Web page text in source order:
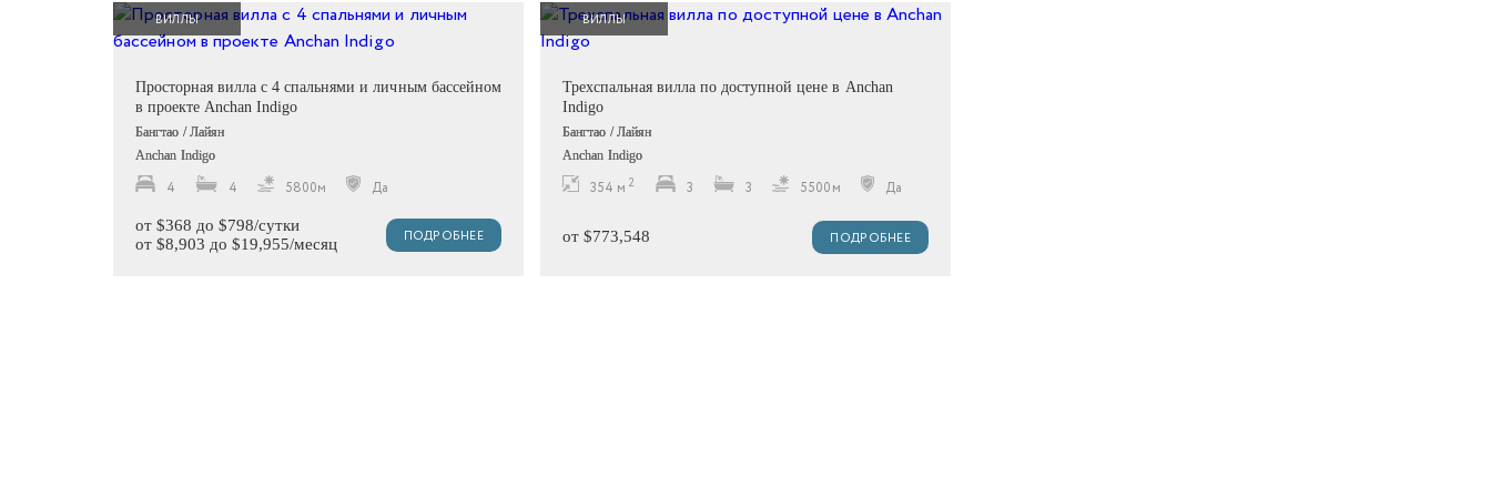
ВИЛЛЫ
Просторная вилла с 4 спальнями и личным бассейном
в проекте Anchan Indigo
Бангтао / Лайян
Anchan Indigo
4 4 5800м Да
от $368 до $798/сутки
от $8,903 до $19,955/месяц
ПОДРОБНЕЕ
ВИЛЛЫ
Трехспальная вилла по доступной цене в Anchan
Indigo
Бангтао / Лайян
Anchan Indigo
354 м2 3 3 5500м Да
от $773,548 ПОДРОБНЕЕ